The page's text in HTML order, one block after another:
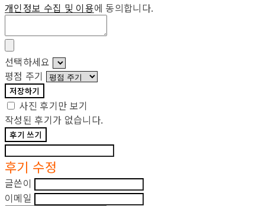
개인정보 수집 및 이용에 동의합니다.
선택하세요
평점 주기
저장하기
사진 후기만 보기
작성된 후기가 없습니다.
후기 쓰기
후기 수정
글쓴이
이메일